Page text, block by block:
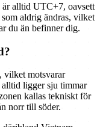
alltid UTC+7, oavsett
aldrig ändras, vilket
du än befinner dig.
, vilket motsvarar
ligger sju timmar
kallas tekniskt för
norr till söder.